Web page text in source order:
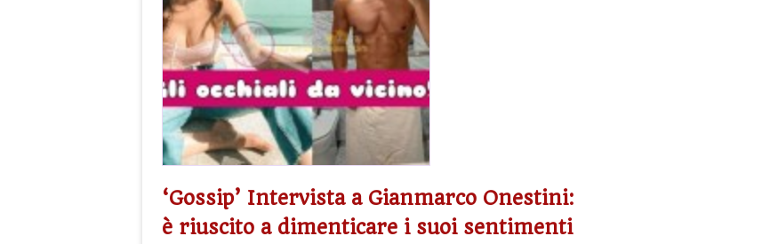
‘Gossip’ Intervista a Gianmarco Onestini:
è riuscito a dimenticare i suoi sentimenti